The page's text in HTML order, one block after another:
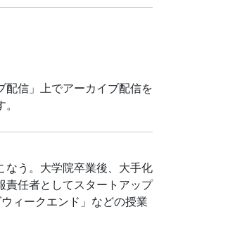
う。大学院卒業後、大手化
任者としてスタートアップ
ィークエンド」などの授業
信」上でアーカイブ配信を
う。大学院卒業後、大手化
任者としてスタートアップ
ィークエンド」などの授業